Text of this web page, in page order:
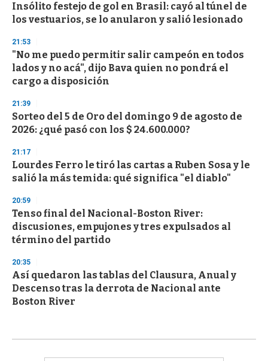
Insólito festejo de gol en Brasil: cayó al túnel de
los vestuarios, se lo anularon y salió lesionado
21:53
"No me puedo permitir salir campeón en todos
lados y no acá", dijo Bava quien no pondrá el
cargo a disposición
21:39
Sorteo del 5 de Oro del domingo 9 de agosto de
2026: ¿qué pasó con los $ 24.600.000?
21:17
Lourdes Ferro le tiró las cartas a Ruben Sosa y le
salió la más temida: qué significa "el diablo"
20:59
Tenso final del Nacional-Boston River:
discusiones, empujones y tres expulsados al
término del partido
20:35
Así quedaron las tablas del Clausura, Anual y
Descenso tras la derrota de Nacional ante
Boston River